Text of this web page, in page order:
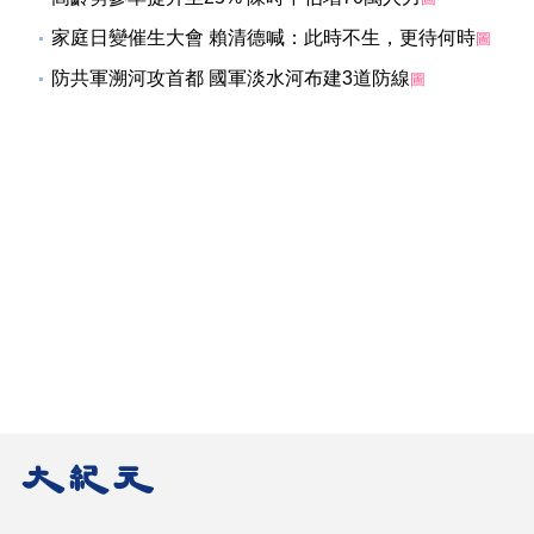
家庭日變催生大會 賴清德喊：此時不生，更待何時圖
防共軍溯河攻首都 國軍淡水河布建3道防線圖